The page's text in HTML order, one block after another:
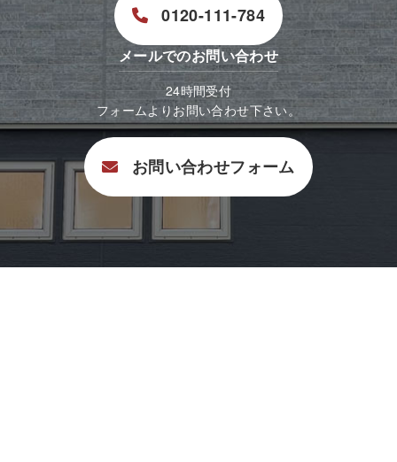
0120-111-784
メールでのお問い合わせ
24時間受付
フォームよりお問い合わせ下さい。
お問い合わせフォーム